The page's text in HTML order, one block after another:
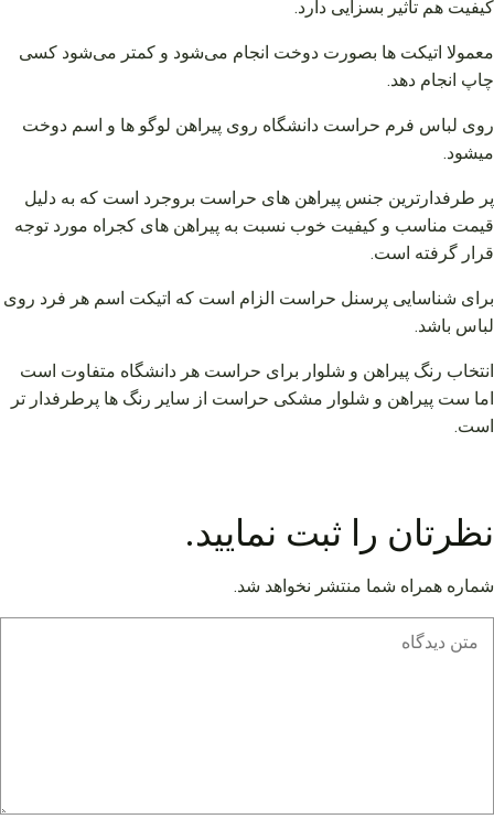
کیفیت هم تاثیر بسزایی دارد.
معمولا اتیکت ها بصورت دوخت انجام می‌شود و کمتر می‌شود کسی
چاپ انجام دهد.
روی لباس فرم حراست دانشگاه روی پیراهن لوگو ها و اسم دوخت
میشود.
پر طرفدارترین جنس پیراهن های حراست بروجرد است که به دلیل
قیمت مناسب و کیفیت خوب نسبت به پیراهن های کجراه مورد توجه
قرار گرفته است.
برای شناسایی پرسنل حراست الزام است که اتیکت اسم هر فرد روی
لباس باشد.
انتخاب رنگ پیراهن و شلوار برای حراست هر دانشگاه متفاوت است
اما ست پیراهن و شلوار مشکی حراست از سایر رنگ ها پرطرفدار تر
است.
نظرتان را ثبت نمایید.
شماره همراه شما منتشر نخواهد شد.